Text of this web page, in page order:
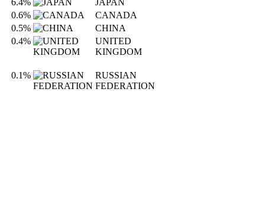
6.4%
JAPAN
0.6%
CANADA
0.5%
CHINA
0.4%
UNITED
KINGDOM
0.1%
RUSSIAN
FEDERATION